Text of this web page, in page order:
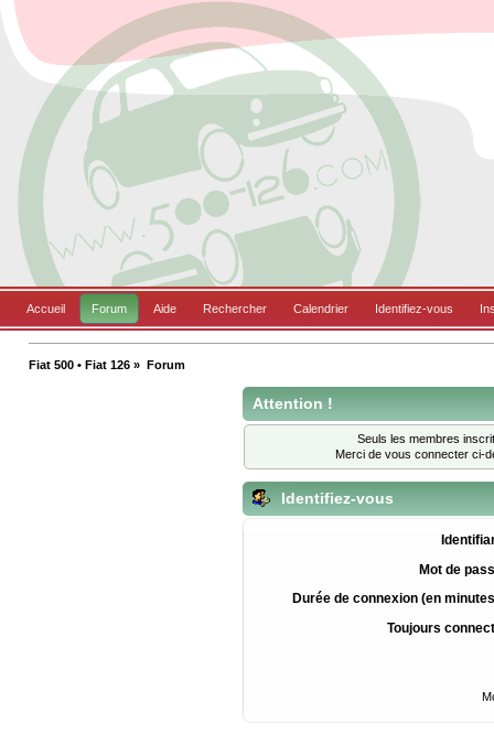
Accueil Forum Aide Rechercher Calendrier Identifiez-vous
Fiat 500 • Fiat 126 » Forum
Attention !
Seuls les membres
Merci de vous connecter ci-
Identifiez-vous
Mot de
Durée de connexion (en
Toujours